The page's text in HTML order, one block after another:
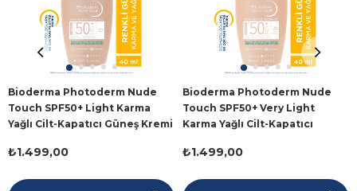
Bioderma Photoderm Nude
Touch SPF50+ Light Karma
Yağlı Cilt-Kapatıcı Güneş Kremi
₺1.499,00
Bioderma Photoderm Nude
Touch SPF50+ Very Light
Karma Yağlı Cilt-Kapatıcı
₺1.499,00